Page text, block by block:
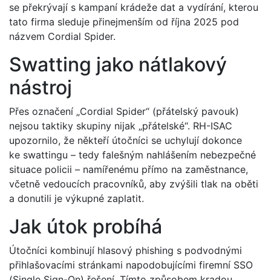
se překrývají s kampaní krádeže dat a vydírání, kterou
tato firma sleduje přinejmenším od října 2025 pod
názvem Cordial Spider.
Swatting jako nátlakový
nástroj
Přes označení „Cordial Spider“ (přátelský pavouk)
nejsou taktiky skupiny nijak „přátelské“. RH-ISAC
upozornilo, že někteří útočníci se uchylují dokonce
ke swattingu – tedy falešným nahlášením nebezpečné
situace policii – namířenému přímo na zaměstnance,
včetně vedoucích pracovníků, aby zvýšili tlak na oběti
a donutili je výkupné zaplatit.
Jak útok probíhá
Útočníci kombinují hlasový phishing s podvodnými
přihlašovacími stránkami napodobujícími firemní SSO